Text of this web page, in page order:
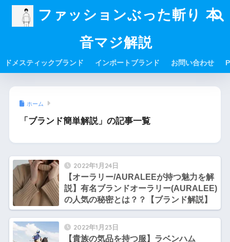
ファッションぶった斬り 本
音マジ解説
ドメスティックブランド インポートブランド お問い合わせ
ホーム
「ブランド簡単解説」の記事一覧
2022年1月24日
【オーラリー/AURALEEが持つ魅力を解
説】有名ブランドオーラリー(AURALEE)
の人気の秘密とは？？【ブランド解説】
2022年1月23日
【貴族の気品を持つ服】ラベンハム